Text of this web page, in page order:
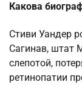
Какова
Стиви Уандер
Сагинав, штат
слепотой,
ретинопатии